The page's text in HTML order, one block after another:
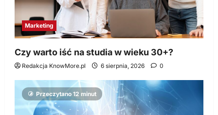
Marketing
Czy warto iść na studia w wieku 30+?
Redakcja KnowMore.pl 6 sierpnia, 2026 0
Przeczytano 12 minut